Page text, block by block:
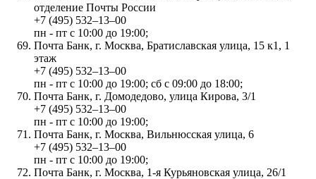
отделение Почты России
+7 (495) 532‒13‒00
пн - пт с 10:00 до 19:00;
Почта Банк, г. Москва, Братиславская улица, 15 к1, 1
этаж
+7 (495) 532‒13‒00
пн - пт с 10:00 до 19:00; сб с 09:00 до 18:00;
Почта Банк, г. Домодедово, улица Кирова, 3/1
+7 (495) 532‒13‒00
пн - пт с 10:00 до 19:00;
Почта Банк, г. Москва, Вильнюсская улица, 6
+7 (495) 532‒13‒00
пн - пт с 10:00 до 19:00;
Почта Банк, г. Москва, 1-я Курьяновская улица, 26/1